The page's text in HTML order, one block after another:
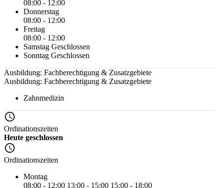
08:00 - 12:00
Donnerstag
08:00 - 12:00
Freitag
08:00 - 12:00
Samstag Geschlossen
Sonntag Geschlossen
Ausbildung: Fachberechtigung & Zusatzgebiete
Ausbildung: Fachberechtigung & Zusatzgebiete
Zahnmedizin
Ordinationszeiten
Heute geschlossen
Ordinationszeiten
Montag
08:00 - 12:00 13:00 - 15:00 15:00 - 18:00